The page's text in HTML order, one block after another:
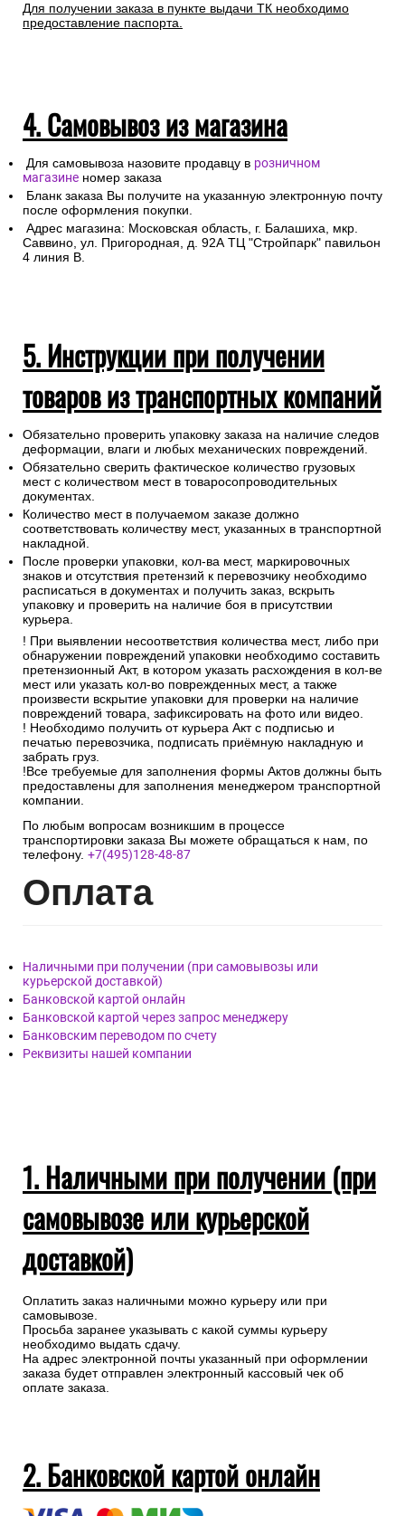
Для получении заказа в пункте выдачи ТК необходимо
предоставление паспорта.
4. Самовывоз из магазина
Для самовывоза назовите продавцу в розничном
магазине номер заказа
Бланк заказа Вы получите на указанную электронную почту
после оформления покупки.
Адрес магазина: Московская область, г. Балашиха, мкр.
Саввино, ул. Пригородная, д. 92А ТЦ "Стройпарк" павильон
4 линия В.
5. Инструкции при получении
товаров из транспортных компаний
Обязательно проверить упаковку заказа на наличие следов
деформации, влаги и любых механических повреждений.
Обязательно сверить фактическое количество грузовых
мест с количеством мест в товаросопроводительных
документах.
Количество мест в получаемом заказе должно
соответствовать количеству мест, указанных в транспортной
накладной.
После проверки упаковки, кол-ва мест, маркировочных
знаков и отсутствия претензий к перевозчику необходимо
расписаться в документах и получить заказ, вскрыть
упаковку и проверить на наличие боя в присутствии
курьера.
! При выявлении несоответствия количества мест, либо при
обнаружении повреждений упаковки необходимо составить
претензионный Акт, в котором указать расхождения в кол-ве
мест или указать кол-во поврежденных мест, а также
произвести вскрытие упаковки для проверки на наличие
повреждений товара, зафиксировать на фото или видео.
! Необходимо получить от курьера Акт с подписью и
печатью перевозчика, подписать приёмную накладную и
забрать груз.
!Все требуемые для заполнения формы Актов должны быть
предоставлены для заполнения менеджером транспортной
компании.
По любым вопросам возникшим в процессе
транспортировки заказа Вы можете обращаться к нам, по
телефону. +7(495)128-48-87
Оплата
Наличными при получении (при самовывозы или
курьерской доставкой)
Банковской картой онлайн
Банковской картой через запрос менеджеру
Банковским переводом по счету
Реквизиты нашей компании
1. Наличными при получении (при
самовывозе или курьерской
доставкой)
Оплатить заказ наличными можно курьеру или при
самовывозе.
Просьба заранее указывать с какой суммы курьеру
необходимо выдать сдачу.
На адрес электронной почты указанный при оформлении
заказа будет отправлен электронный кассовый чек об
оплате заказа.
2. Банковской картой онлайн